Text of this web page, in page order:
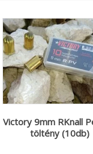
Victory 9mm RKnall
töltény (10db)